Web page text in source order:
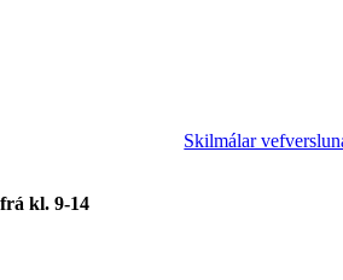
kl. 9-14
Skilmálar